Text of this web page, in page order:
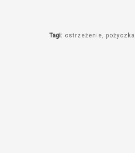
Tagi: ostrzeżenie pożyczka